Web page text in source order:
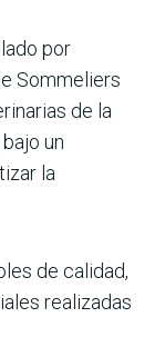
por
Sommeliers
de la
un
la
de calidad,
realizadas